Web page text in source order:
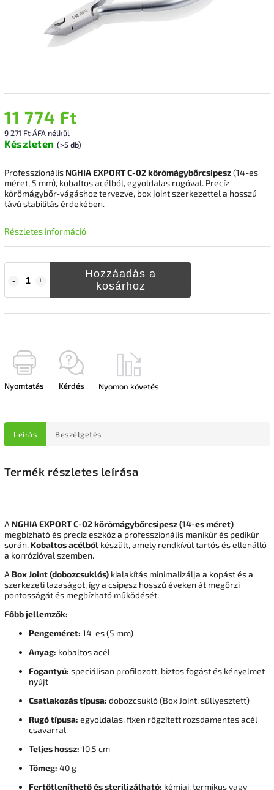
11 774 Ft
9 271 Ft ÁFA nélkül
Készleten (>5 db)
Hozzáadás a
kosárhoz
Professzionális NGHIA EXPORT C-02 körömágybőrcsipesz(14-es
méret, 5 mm), kobaltos acélból, egyoldalas rugóval. Precíz
körömágybőr-vágáshoz tervezve, box joint szerkezettel a hosszú
távú stabilitás érdekében.
Részletes információ
Nyomtatás Kérdés Nyomon követés
Leírás Beszélgetés
Termék részletes leírása
A NGHIA EXPORT C-02 körömágybőrcsipesz (14-es méret)
megbízható és precíz eszköz a professzionális manikűr és pedikűr
során. Kobaltos acélból készült, amely rendkívül tartós és ellenálló
a korrózióval szemben.
A Box Joint (dobozcsuklós) kialakítás minimalizálja a kopást és a
szerkezeti lazaságot, így a csipesz hosszú éveken át megőrzi
pontosságát és megbízható működését.
Főbb jellemzők:
Pengeméret: 14-es (5 mm)
Anyag: kobaltos acél
Fogantyú: speciálisan profilozott, biztos fogást és kényelmet
nyújt
Csatlakozás típusa: dobozcsukló (Box Joint, süllyesztett)
Rugó típusa: egyoldalas, fixen rögzített rozsdamentes acél
csavarral
Teljes hossz: 10,5 cm
Tömeg: 40 g
Fertőtleníthető és sterilizálható: kémiai, termikus vagy